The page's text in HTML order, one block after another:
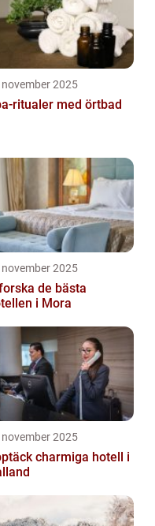
november 2025
ritualer med örtbad
2025
de bästa
i Mora
2025
charmiga hotell i